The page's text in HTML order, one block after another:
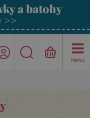
a batohy
>>
Menu